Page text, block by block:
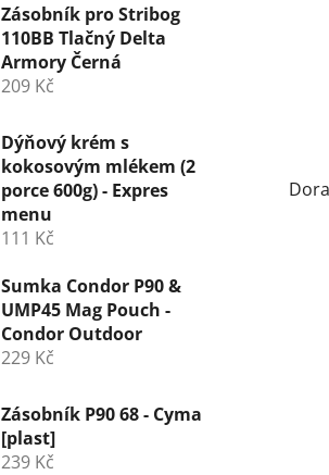
Zásobník pro Stribog
110BB Tlačný Delta
Armory Černá
209 Kč
Dýňový krém s
kokosovým mlékem (2
porce 600g) - Expres
menu
111 Kč
Sumka Condor P90 &
UMP45 Mag Pouch -
Condor Outdoor
229 Kč
Zásobník P90 68 - Cyma
[plast]
239 Kč